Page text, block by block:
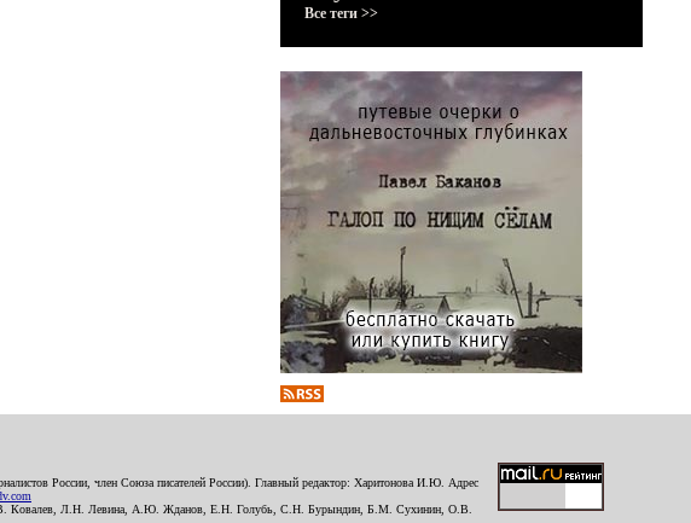
Все теги >>
России, член Союза писателей России). Главный редактор: Харитонова И.Ю. Адрес
Ковалев, Л.Н. Левина, А.Ю. Жданов, Е.Н. Голубь, С.Н. Бурындин, Б.М. Сухинин, О.В.